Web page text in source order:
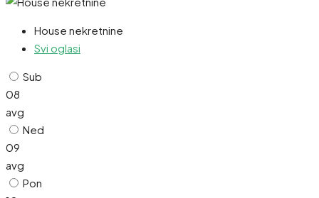
House nekretnine
Svi oglasi
Sub
08
avg
Ned
09
avg
Pon